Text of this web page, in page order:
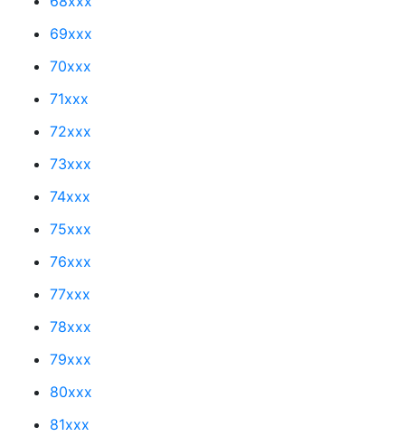
69xxx
70xxx
71xxx
72xxx
73xxx
74xxx
75xxx
76xxx
77xxx
78xxx
79xxx
80xxx
81xxx